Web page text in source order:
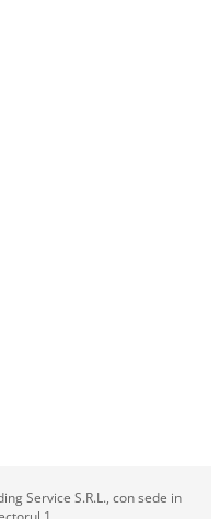
Service S.R.L., con sede in